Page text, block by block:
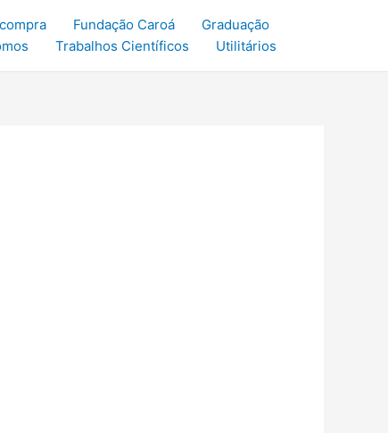
Fundação Caroá
Graduação
Trabalhos Científicos Utilitários